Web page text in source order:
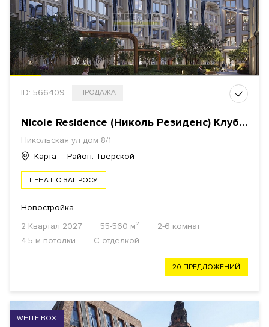
ID: 566409 ПРОДАЖА
Nicole Residence (Николь Резиденс) Клубный дом
Никольская ул дом 8/1
Карта
Район: Тверской
ЦЕНА ПО ЗАПРОСУ
Новостройка
2 Квартал 2027
55-560 м²
2-6 комнат
4.5 м потолки
С отделкой
20 ПРЕДЛОЖЕНИЙ
WHITE BOX